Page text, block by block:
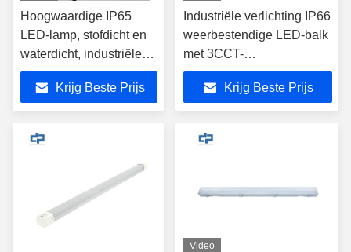
Hoogwaardige IP65
LED-lamp, stofdicht en
waterdicht, industriële
en buitentoepassingen,
betrouwbare prestaties,
hoge lichtopbrengst
Krijg Beste Prijs
Industriële verlichting IP66
weerbestendige LED-balk
met 3CCT-
veranderingsfunctie
Krijg Beste Prijs
Video